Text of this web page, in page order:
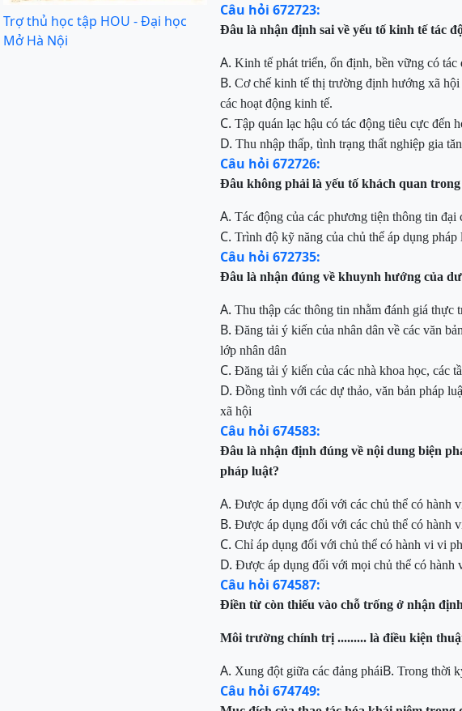
Trợ thủ học tập HOU - Đại học
Mở Hà Nội
Câu hỏi 672723:
Đâu là nhận định sai về yếu tố kinh tế tác
A. Kinh tế phát triển, ổn định, bền vững có tác
B. Cơ chế kinh tế thị trường định hướng xã
các hoạt động kinh tế.
C. Tập quán lạc hậu có tác động tiêu cực đến
D. Thu nhập thấp, tình trạng thất nghiệp gia
Câu hỏi 672726:
Đâu không phải là yếu tố khách quan
A. Tác động của các phương tiện thông tin đại
C. Trình độ kỹ năng của chủ thể áp dụng pháp
Câu hỏi 672735:
Đâu là nhận đúng về khuynh hướng của
A. Thu thập các thông tin nhằm đánh giá thực
B. Đăng tải ý kiến của nhân dân về các văn
lớp nhân dân
C. Đăng tải ý kiến của các nhà khoa học, các
D. Đồng tình với các dự thảo, văn bản pháp
xã hội
Câu hỏi 674583:
Đâu là nhận định đúng về nội dung biện
pháp luật?
A. Được áp dụng đối với các chủ thể có hành
B. Được áp dụng đối với các chủ thể có hành
C. Chỉ áp dụng đối với chủ thể có hành vi vi
D. Được áp dụng đối với mọi chủ thể có hành
Câu hỏi 674587:
Điền từ còn thiếu vào chỗ trống ở nhận
Môi trường chính trị ......... là điều kiện
A. Xung đột giữa các đảng pháiB. Trong thời
Câu hỏi 674749: